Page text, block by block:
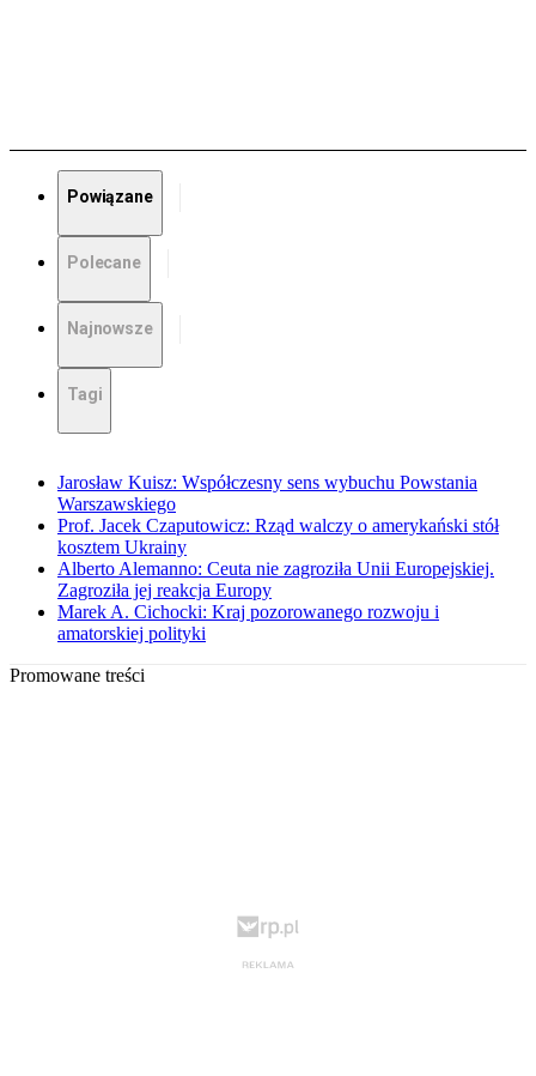
Powiązane
Polecane
Najnowsze
Tagi
Jarosław Kuisz: Współczesny sens wybuchu Powstania
Warszawskiego
Prof. Jacek Czaputowicz: Rząd walczy o amerykański stół
kosztem Ukrainy
Alberto Alemanno: Ceuta nie zagroziła Unii Europejskiej.
Zagroziła jej reakcja Europy
Marek A. Cichocki: Kraj pozorowanego rozwoju i
amatorskiej polityki
Promowane treści